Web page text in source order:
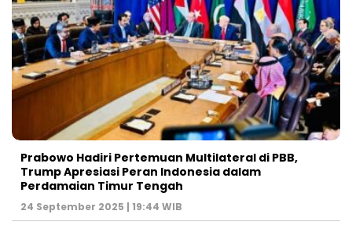
Prabowo Hadiri Pertemuan Multilateral di PBB,
Trump Apresiasi Peran Indonesia dalam
Perdamaian Timur Tengah
24 September 2025 | 19:44 WIB